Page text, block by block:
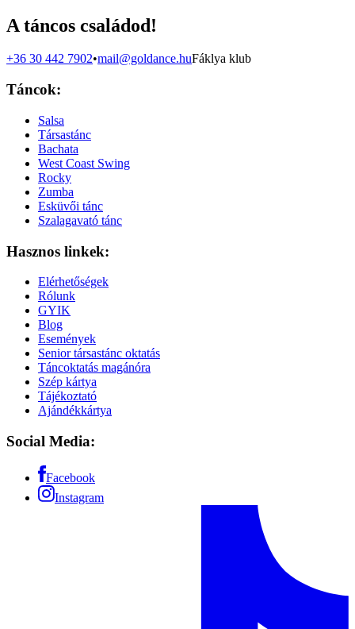
A táncos családod!
+36 30 442 7902•mail@goldance.huFáklya klub
Táncok:
Salsa
Társastánc
Bachata
West Coast Swing
Rocky
Zumba
Esküvői tánc
Szalagavató tánc
Hasznos linkek:
Elérhetőségek
Rólunk
GYIK
Blog
Események
Senior társastánc oktatás
Táncoktatás magánóra
Szép kártya
Tájékoztató
Ajándékkártya
Social Media:
Facebook
Instagram